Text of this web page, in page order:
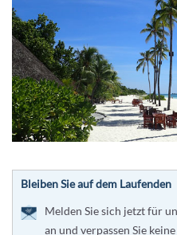
Bleiben Sie auf dem Laufenden
Melden Sie sich jetzt für
an und verpassen Sie